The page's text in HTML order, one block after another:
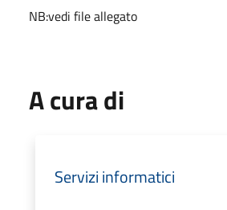
NB:vedi file allegato
A cura di
Servizi informatici